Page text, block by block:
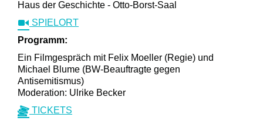
Haus der Geschichte - Otto-Borst-Saal
SPIELORT
Programm:
Ein Filmgespräch mit Felix Moeller (Regie) und
Michael Blume (BW-Beauftragte gegen
Antisemitismus)
Moderation: Ulrike Becker
TICKETS